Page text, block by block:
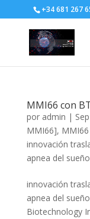
+34 681 267
MMI66 con
por admin |
MMI66],
innovación
apnea del sueño
innovación
apnea del
Biotechnology